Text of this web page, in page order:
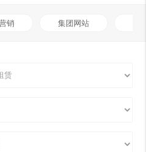
销 集团网站